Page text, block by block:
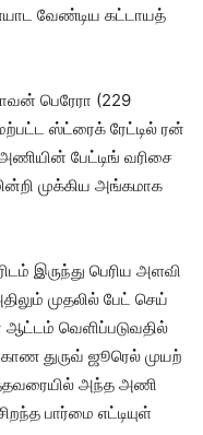
வேண்​டிய கட்​டா​யத்​
பெரேரா (229
ஸ்ட்​ரைக் ரேட்​டில் ரன்​
பேட்​டிங் வரிசை​
முக்​கிய அங்​க​மாக
இருந்து பெரிய அளவி​
முதலில் பேட் செய்​
ஆட்​டம் வெளிப்​படு​வ​தில்​
துருவ் ஜூரெல் முயற்​
அந்த அணி​
பார்மை எட்​டி​யுள்​